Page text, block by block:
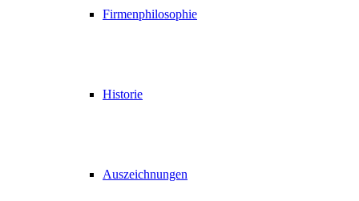
Firmenphilosophie
Historie
Auszeichnungen